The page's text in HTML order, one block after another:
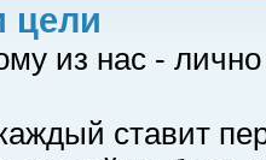
из нас -
ставит